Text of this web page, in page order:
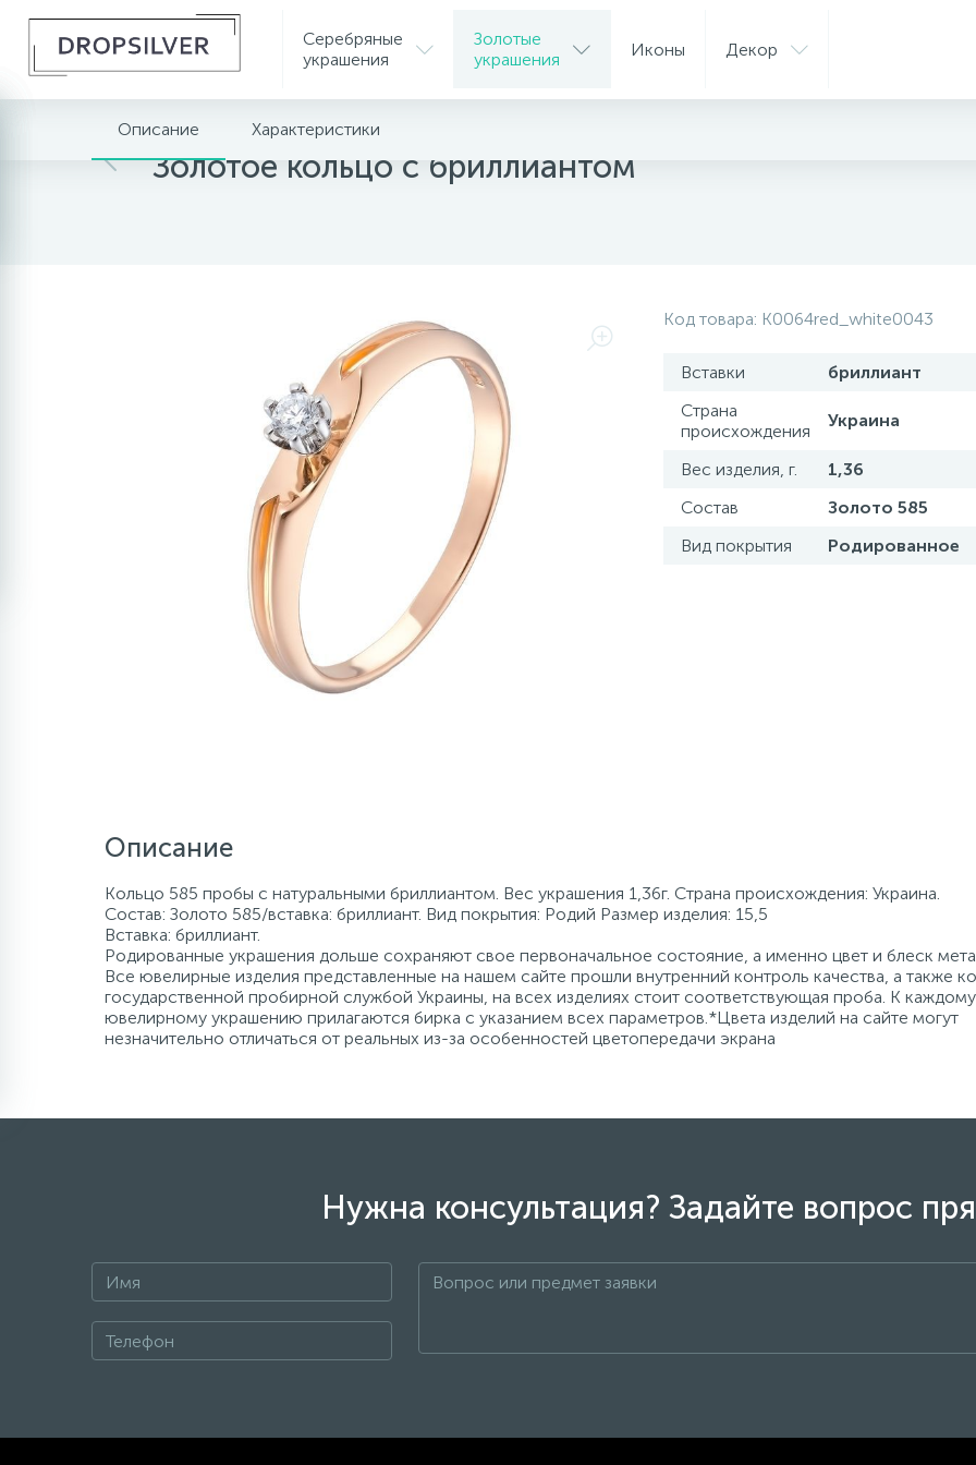
Серебряные
украшения
Золотые
украшения
Иконы Декор
Главная Золотые украшения
Золотое кольцо с бриллиантом
Описание Характеристики
Код товара: K0064red_white0043
Вставки
бриллиант
Страна
происхождения
Украина
Вес изделия, г.
1,36
Состав
Золото 585
Вид покрытия
Родированное
Описание
Кольцо 585 пробы с натуральными бриллиантом. Вес украшения 1,36г. Страна происхождения: Украина.
Состав: Золото 585/вставка: бриллиант. Вид покрытия: Родий Размер изделия: 15,5
Вставка: бриллиант.
Родированные украшения дольше сохраняют свое первоначальное состояние, а именно цвет и блеск
Все ювелирные изделия представленные на нашем сайте прошли внутренний контроль качества, а также
государственной пробирной службой Украины, на всех изделиях стоит соответствующая проба. К каждому
ювелирному украшению прилагаются бирка с указанием всех параметров.*Цвета изделий на сайте могут
незначительно отличаться от реальных из-за особенностей цветопередачи экрана
Нужна консультация? Задайте вопрос